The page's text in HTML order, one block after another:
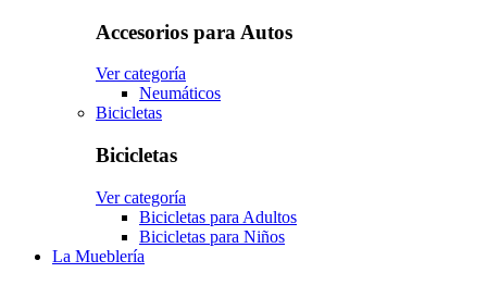
Accesorios para Autos
Ver categoría
Neumáticos
Bicicletas
Bicicletas
Ver categoría
Bicicletas para Adultos
Bicicletas para Niños
La Mueblería